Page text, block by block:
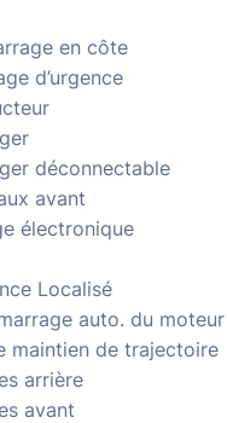
en côte
d’urgence
déconnectable
avant
électronique
Localisé
auto. du moteur
maintien de trajectoire
arrière
avant